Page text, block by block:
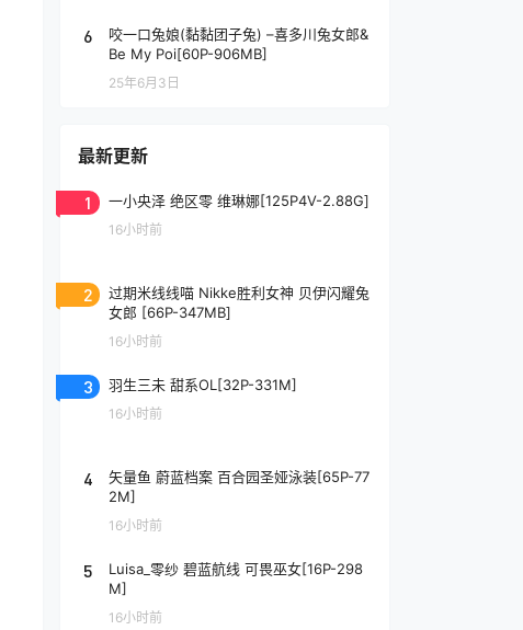
6
咬一口兔娘(黏黏团子兔) –喜多川兔女郎&
Be My Poi[60P-906MB]
25年6月3日
最新更新
1 一小央泽 绝区零 维琳娜[125P4V-2.88G]
16小时前
2
过期米线线喵 Nikke胜利女神 贝伊闪耀兔
女郎 [66P-347MB]
16小时前
3 羽生三未 甜系OL[32P-331M]
16小时前
4
矢量鱼 蔚蓝档案 百合园圣娅泳装[65P-77
2M]
16小时前
5
Luisa_零纱 碧蓝航线 可畏巫女[16P-298
M]
16小时前